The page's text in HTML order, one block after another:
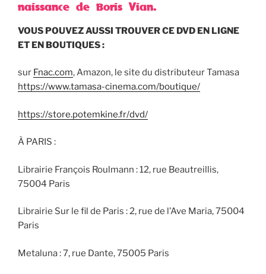
naissance de Boris Vian.
VOUS POUVEZ AUSSI TROUVER CE DVD EN LIGNE
ET EN BOUTIQUES :
sur Fnac.com, Amazon, le site du distributeur Tamasa
https://www.tamasa-cinema.com/boutique/
https://store.potemkine.fr/dvd/
À PARIS :
Librairie François Roulmann : 12, rue Beautreillis,
75004 Paris
Librairie Sur le fil de Paris : 2, rue de l’Ave Maria, 75004
Paris
Metaluna : 7, rue Dante, 75005 Paris